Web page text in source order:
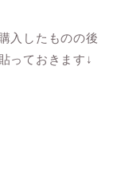
入したものの後
っておきます↓